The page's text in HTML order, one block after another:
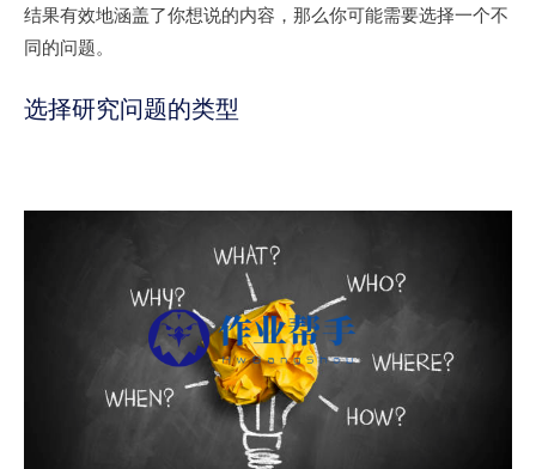
结果有效地涵盖了你想说的内容，那么你可能需要选择一个不
同的问题。
选择研究问题的类型